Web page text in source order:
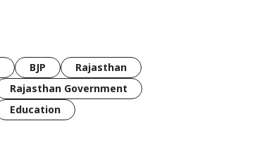
BJP
Rajasthan
Rajasthan Government
Education